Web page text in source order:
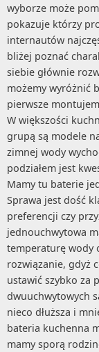
wyborze może
pokazuje którzy
internautów
bliżej poznać
siebie głównie
możemy wyróżnić
pierwsze
W większości
grupą są modele
zimnej wody
podziałem jest
Mamy tu baterie
Sprawa jest dość
preferencji czy
jednouchwytowa
temperaturę wody
rozwiązanie, gdyż
ustawić szybko za
dwuuchwytowych
nieco dłuższa i
bateria kuchenna
mamy sporą